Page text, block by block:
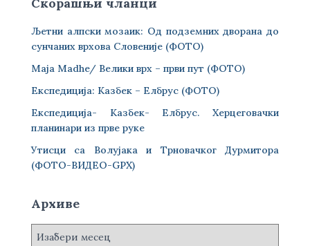
Скорашњи чланци
Љетни алпски мозаик: Од подземних дворана до
сунчаних врхова Словеније (ФОТО)
Maja Madhe/ Велики врх – први пут (ФОТО)
Експедиција: Казбек – Елбрус (ФОТО)
Експедиција- Казбек- Елбрус. Херцеговачки
планинари из прве руке
Утисци са Волујака и Трновачког Дурмитора
(ФОТО-ВИДЕО-GPX)
Архиве
А